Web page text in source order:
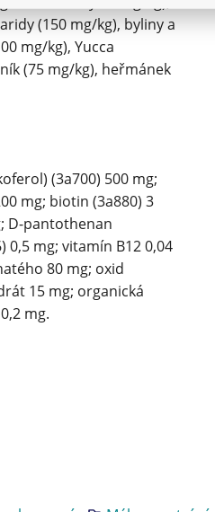
(150 mg/kg), byliny a
mg/kg), Yucca
(75 mg/kg), heřmánek
(3a700) 500 mg;
mg; biotin (3a880) 3
D-pantothenan
0,5 mg; vitamín B12 0,04
80 mg; oxid
15 mg; organická
mg.